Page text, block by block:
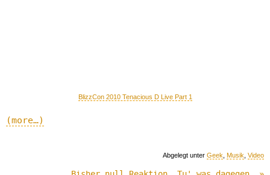
BlizzCon 2010 Tenacious D Live Part 1
(more…)
Abgelegt unter Geek Musik Video